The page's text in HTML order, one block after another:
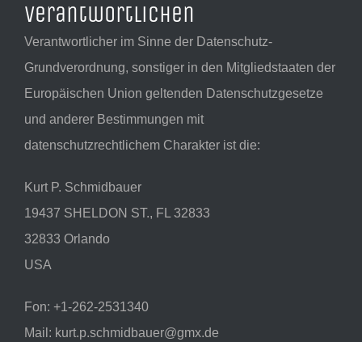
Verantwortlichen
Verantwortlicher im Sinne der Datenschutz-
Grundverordnung, sonstiger in den Mitgliedstaaten der
Europäischen Union geltenden Datenschutzgesetze
und anderer Bestimmungen mit
datenschutzrechtlichem Charakter ist die:
Kurt P. Schmidbauer
19437 SHELDON ST., FL 32833
32833 Orlando
USA
Fon: +1-262-2531340
Mail: kurt.p.schmidbauer@gmx.de